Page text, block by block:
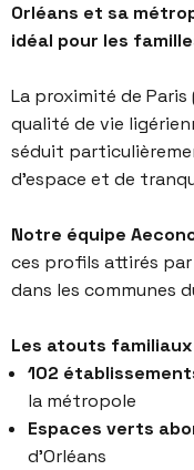
Orléans et sa
idéal pour les
La proximité de Paris
qualité de vie
séduit
d’espace et de
Notre équipe
ces profils attirés
dans les communes
Les atouts
102
la métropole
Espaces verts
d’Orléans